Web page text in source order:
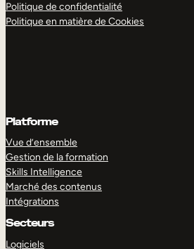
Politique de confidentialité
Politique en matière de Cookies
Platforme
Vue d’ensemble
Gestion de la formation
Skills Intelligence
Marché des contenus
Intégrations
Secteurs
Logiciels